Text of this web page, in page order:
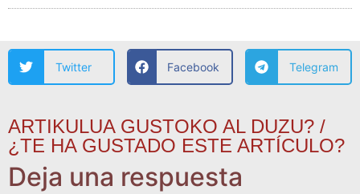
Twitter Facebook Telegram
ARTIKULUA GUSTOKO AL DUZU? /
¿TE HA GUSTADO ESTE ARTÍCULO?
Deja una respuesta